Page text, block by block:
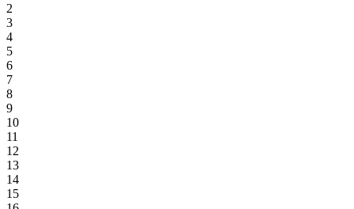
2
3
4
5
6
7
8
9
10
11
12
13
14
15